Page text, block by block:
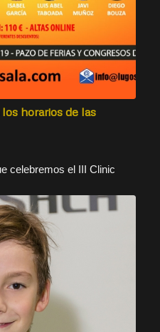
horarios de las
celebremos el III Clinic